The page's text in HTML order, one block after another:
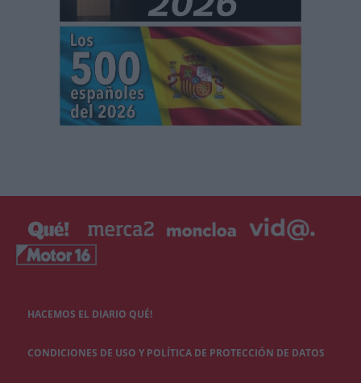
HACEMOS EL DIARIO QUÉ!
CONDICIONES DE USO Y POLÍTICA DE PROTECCIÓN DE DATOS